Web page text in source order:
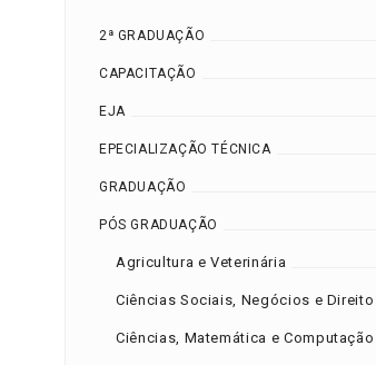
2ª GRADUAÇÃO
CAPACITAÇÃO
EJA
EPECIALIZAÇÃO TÉCNICA
GRADUAÇÃO
PÓS GRADUAÇÃO
Agricultura e Veterinária
Ciências Sociais, Negócios e Direito
Ciências, Matemática e Computação